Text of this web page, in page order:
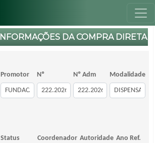
INFORMAÇÕES DA COMPRA DIRETA
Promotor Nº Nº Adm Modalidade
Status Coordenador Autoridade Ano Ref.